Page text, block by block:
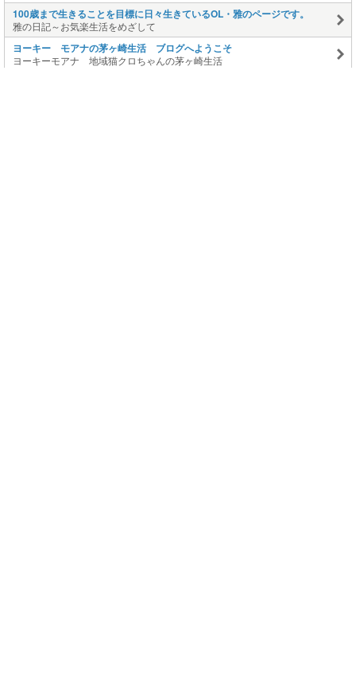
100歳まで生きることを目標に日々生きているOL・雅のページです。
雅の日記～お気楽生活をめざして
ヨーキー モアナの茅ヶ崎生活 ブログへようこそ
ヨーキーモアナ 地域猫クロちゃんの茅ヶ崎生活